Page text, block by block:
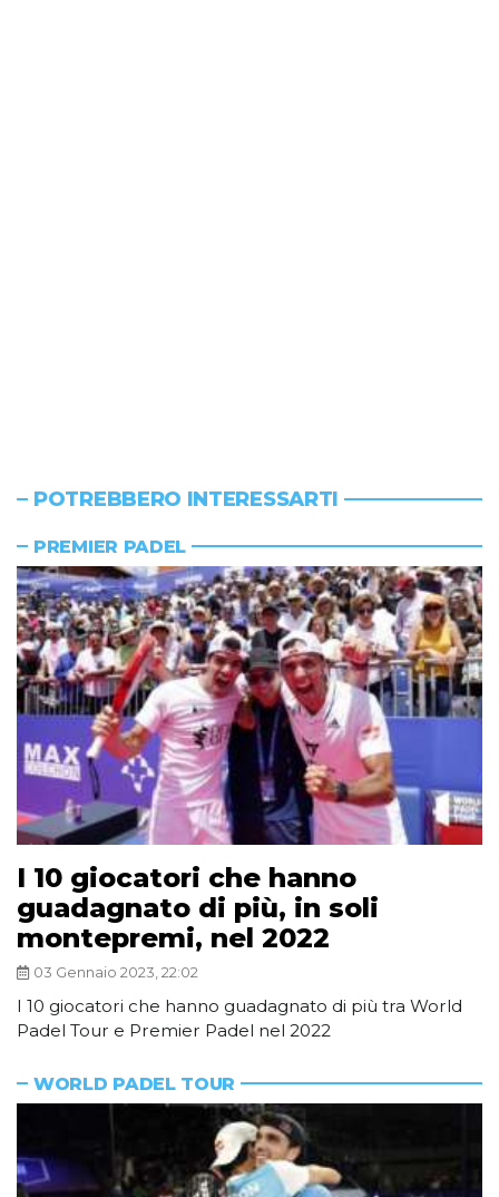
POTREBBERO INTERESSARTI
PREMIER PADEL
I 10 giocatori che hanno
guadagnato di più, in soli
montepremi, nel 2022
03 Gennaio 2023, 22:02
I 10 giocatori che hanno guadagnato di più tra World
Padel Tour e Premier Padel nel 2022
WORLD PADEL TOUR